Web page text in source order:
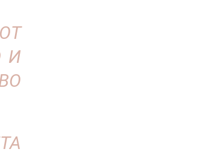
И